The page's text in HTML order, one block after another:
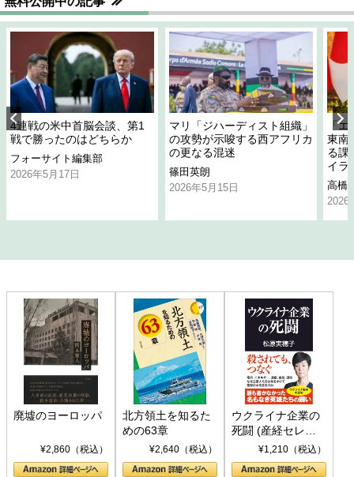
4連戦の米中首脳会談、第1
戦で勝ったのはどちらか
フォーサイト編集部
2026年5月17日
マリ「ジハーディスト組織」
の攻勢が示唆する西アフリカ
の更なる混迷
篠田英朗
2026年5月15日
「
東南
る課
イラ
高橋
2026
廃墟のヨーロッパ
¥2,860（税込）
北方領土を知るた
めの63章
¥2,640（税込）
ウクライナ企業の
死闘 (産経セレク
ト S 039)¥1,210（税込）